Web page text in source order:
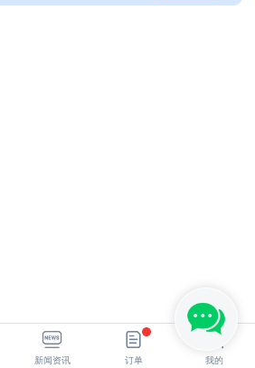
新闻资讯 订单 我的